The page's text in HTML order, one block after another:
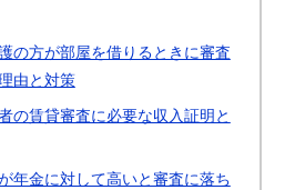
の方が部屋を借りるときに審査
由と対策
の賃貸審査に必要な収入証明と
年金に対して高いと審査に落ち